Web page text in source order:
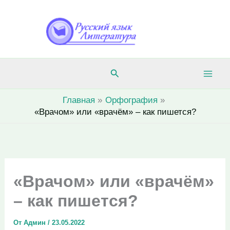
содержимому
Поиск
Главная
Орфография
«Врачом» или «врачём» – как пишется?
«Врачом» или «врачём»
– как пишется?
ОтАдмин/23.05.2022